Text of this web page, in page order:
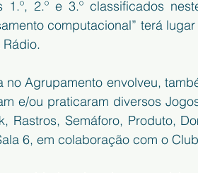
2.º e 3.º classificados
computacional” terá
Agrupamento envolveu,
e/ou praticaram diversos
Rastros, Semáforo, Produto,
6, em colaboração com o